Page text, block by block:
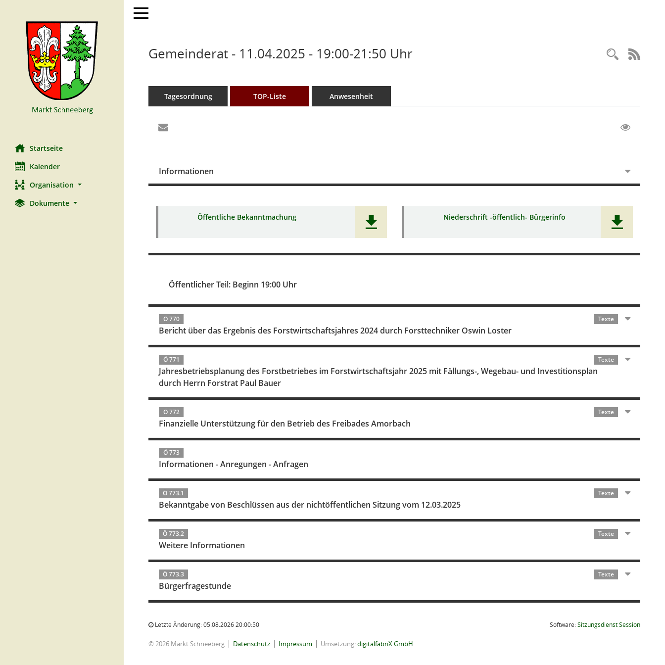
Startseite
Kalender
Organisation
Dokumente
Toggle navigation
Gemeinderat - 11.04.2025 - 19:00-21:50 Uhr
Tagesordnung TOP-Liste Anwesenheit
Informationen
Öffentliche Bekanntmachung Niederschrift -öffentlich- Bürgerinfo
Öffentlicher Teil: Beginn 19:00 Uhr
Ö 770 Texte
Bericht über das Ergebnis des Forstwirtschaftsjahres 2024 durch Forsttechniker Oswin Loster
Ö 771 Texte
Jahresbetriebsplanung des Forstbetriebes im Forstwirtschaftsjahr 2025 mit Fällungs-, Wegebau- und Investitionsplan
durch Herrn Forstrat Paul Bauer
Ö 772 Texte
Finanzielle Unterstützung für den Betrieb des Freibades Amorbach
Ö 773
Informationen - Anregungen - Anfragen
Ö 773.1 Texte
Bekanntgabe von Beschlüssen aus der nichtöffentlichen Sitzung vom 12.03.2025
Ö 773.2 Texte
Weitere Informationen
Ö 773.3 Texte
Bürgerfragestunde
Letzte Änderung: 05.08.2026 20:00:50 Software:SitzungsdienstSession(Wird in
© 2026 Markt Schneeberg Datenschutz Impressum Umsetzung:digitalfabriX GmbH